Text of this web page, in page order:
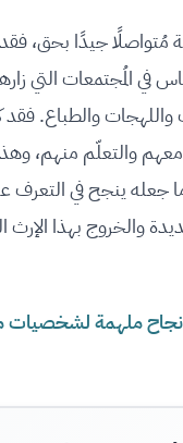
مُتواصلًا جيدًا بحق،
في المُجتمعات التي
واللهجات والطباع.
والتعلّم منهم،
جعله ينجح في التعرف
والخروج بهذا الإرث
ملهمة لشخصيات